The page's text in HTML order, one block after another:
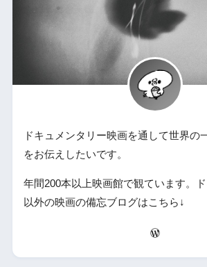
ドキュメンタリー映画を通して世界の
をお伝えしたいです。
年間200本以上映画館で観ています。
以外の映画の備忘ブログはこちら↓